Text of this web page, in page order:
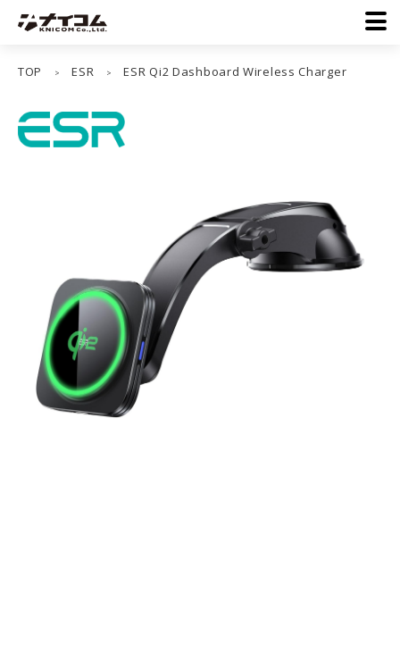
TOP > ESR > ESR Qi2 Dashboard Wireless Charger